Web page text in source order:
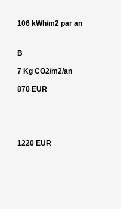
106 kWh/m2 par an
B
7 Kg CO2/m2/an
870 EUR
1220 EUR